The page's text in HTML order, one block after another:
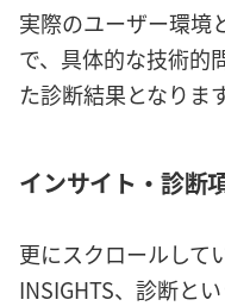
実際のユーザー環境
で、具体的な技術的
た診断結果となります
インサイト・診断
更にスクロールして
INSIGHTS、診断と